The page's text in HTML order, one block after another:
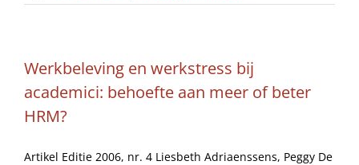
Werkbeleving en werkstress bij
academici: behoefte aan meer of beter
HRM?
Artikel Editie 2006, nr. 4 Liesbeth Adriaenssens, Peggy De